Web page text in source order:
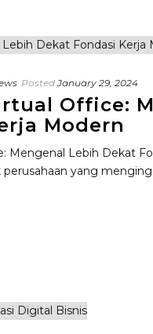
Posted January 29, 2024
Office:
Modern
Mengenal Lebih Dekat
yang